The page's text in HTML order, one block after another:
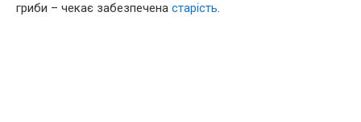
гриби – чекає забезпечена старість.